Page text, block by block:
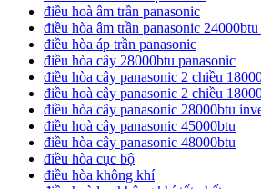
điều hoà âm trần panasonic
điều hòa âm trần panasonic
điều hòa áp trần panasonic
điều hòa cây 28000btu panasonic
điều hòa cây panasonic 2 chiều
điều hoà cây panasonic 2 chiều
điều hòa cây panasonic 28000btu
điều hoà cây panasonic 45000btu
điều hòa cây panasonic 48000btu
điều hòa cục bộ
điều hòa không khí